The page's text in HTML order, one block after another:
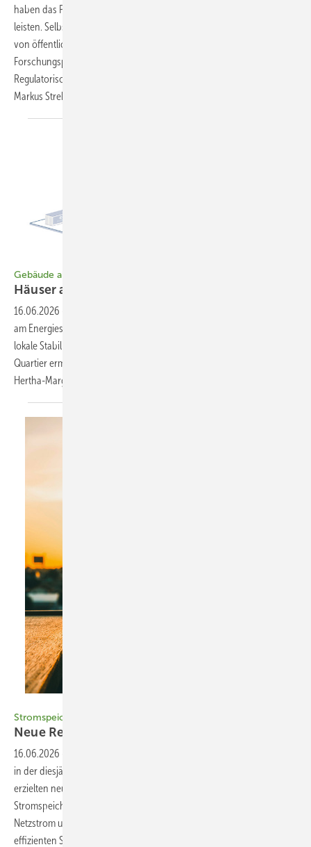
haben das Potenzial, einen wichtigen Beitrag zur Energiewende zu
leisten. Selbst produzierter Strom lässt sich besser nutzen, um sich
von öffentlichen Versorgern unabhängiger zu machen. Das zeigt ein
Forschungsprojekt. Außerdem ergeben sich zusätzliche Erlösmodelle.
Regulatorische Vorgaben stehen dem Ganzen aber noch im Weg.
Markus Strehlitz
Gebäude als Energiespeicher
Häuser als Kraftwerke
16.06.2026
am Energiesystem teilnehmen – als flexible, vernetzte Einheiten, die
lokale Stabilität schaffen und neue Formen der Zusammenarbeit im
Quartier ermöglichen. Wie, das zeigen die folgenden Beispiele.
Hertha-Margarethe
Stromspeicher-Inspektion 2026
Neue Rekorde bei
16.06.2026
in der diesjährigen Stromspeicher-Inspektion an – zwei davon
erzielten neue Energieeffizienzrekorde. Außerdem erläutert die
Stromspeicher-Inspektion 2026, warum die Speicherung von
Netzstrom unter Berücksichtigung dynamischer Stromtarife nur mit
effizienten Speichersystemen sinnvoll ist. Und sie nimmt die